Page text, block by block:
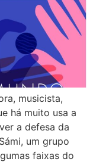
musicista,
há muito usa a
a defesa da
um grupo
faixas do